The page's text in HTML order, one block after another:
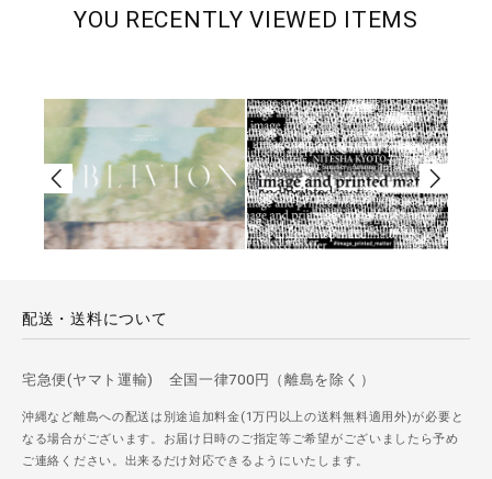
YOU RECENTLY VIEWED ITEMS
配送・送料について
宅急便(ヤマト運輸) 全国一律700円（離島を除く）
沖縄など離島への配送は別途追加料金(1万円以上の送料無料適用外)が必要と
なる場合がございます。お届け日時のご指定等ご希望がございましたら予め
ご連絡ください。出来るだけ対応できるようにいたします。